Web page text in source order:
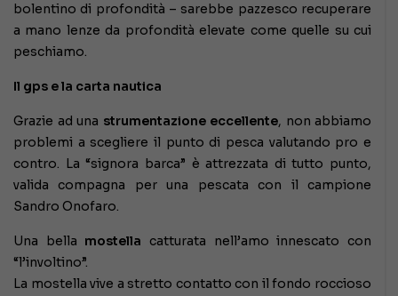
bolentino di profondità – sarebbe pazzesco recuperare
a mano lenze da profondità elevate come quelle su cui
peschiamo.
Il gps e la carta nautica
Grazie ad una strumentazione eccellente, non abbiamo
problemi a scegliere il punto di pesca valutando pro e
contro. La “signora barca” è attrezzata di tutto punto,
valida compagna per una pescata con il campione
Sandro Onofaro.
Una bella mostella catturata nell’amo innescato con
“l’involtino”.
La mostella vive a stretto contatto con il fondo roccioso